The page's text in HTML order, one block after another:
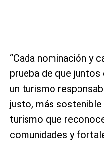
“Cada nominación y
prueba de que
un turismo
justo, más sostenible
turismo que
comunidades y